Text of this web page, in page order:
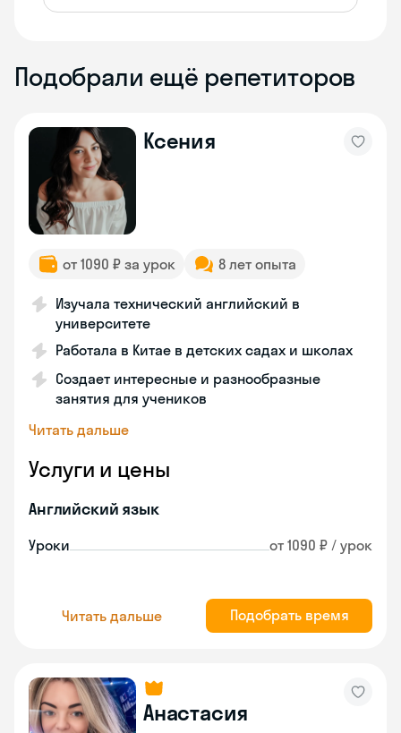
Подобрали ещё репетиторов
Ксения
от 1090 ₽ за урок 8 лет опыта
Изучала технический английский в
университете
Работала в Китае в детских садах и школах
Создает интересные и разнообразные
занятия для учеников
Читать дальше
Услуги и цены
Английский язык
Уроки от 1090 ₽ / урок
Читать дальше Подобрать время
Анастасия